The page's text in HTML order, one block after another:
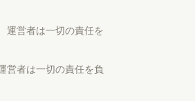
運営者は一切の責任を
営者は一切の責任を負